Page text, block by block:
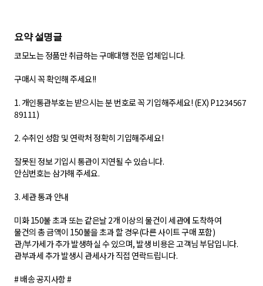
요약 설명글
코모노는 정품만 취급하는 구매대행 전문 업체입니다.
구매시 꼭 확인해 주세요!!
1. 개인통관부호는 받으시는 분 번호로 꼭 기입해주세요! (EX) P1234567
89111)
2. 수취인 성함 및 연락처 정확히 기입해주세요!
잘못된 정보 기입시 통관이 지연될 수 있습니다.
안심번호는 삼가해 주세요.
3. 세관 통과 안내
미화 150불 초과 또는 같은날 2개 이상의 물건이 세관에 도착하여
물건의 총 금액이 150불을 초과 할 경우(다른 사이트 구매 포함)
관/부가세가 추가 발생하실 수 있으며, 발생 비용은 고객님 부담입니다.
관부과세 추가 발생시 관세사가 직접 연락드립니다.
# 배송 공지사항 #